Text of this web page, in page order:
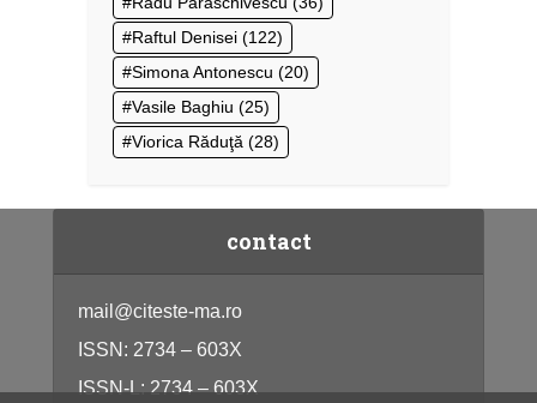
Raftul Denisei (122)
Simona Antonescu (20)
Vasile Baghiu (25)
Viorica Răduţă (28)
contact
mail@citeste-ma.ro
ISSN: 2734 – 603X
ISSN-L: 2734 – 603X